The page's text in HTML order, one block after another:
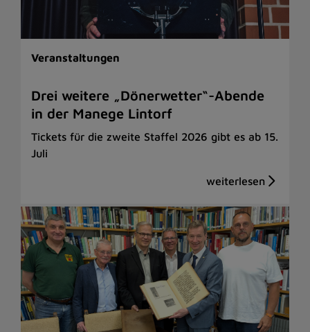
Veranstaltungen
Drei weitere „Dönerwetter“-Abende
in der Manege Lintorf
Tickets für die zweite Staffel 2026 gibt es ab 15.
Juli